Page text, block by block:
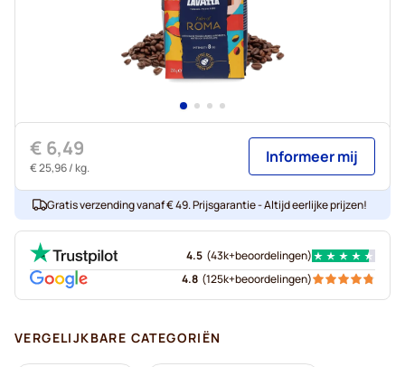
€ 6,49
€ 25,96/ kg.
Informeer mij
Gratis verzending vanaf € 49. Prijsgarantie - Altijd eerlijke prijzen!
4.5 (43k+beoordelingen)
4.8 (125k+beoordelingen)
VERGELIJKBARE CATEGORIËN